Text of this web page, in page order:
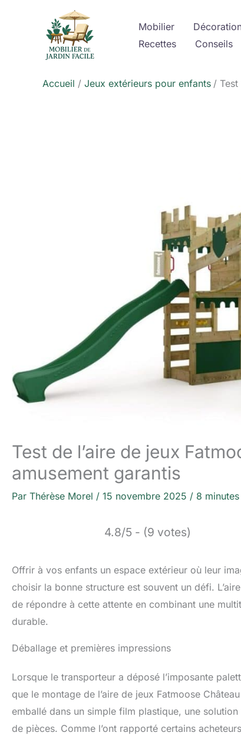
Mobilier
Recettes
Conseils
Accueil Jeux extérieurs pour enfants
Test de l’aire de jeux
amusement garantis
Par Thérèse Morel / 15 novembre 2025 / 8
4.8/5 - (9 votes)
Offrir à vos enfants un espace extérieur où leur
choisir la bonne structure est souvent un défi.
de répondre à cette attente en combinant une
durable.
Déballage et premières impressions
Lorsque le transporteur a déposé l’imposante
que le montage de l’aire de jeux Fatmoose
emballé dans un simple film plastique, une
de pièces. Comme l’ont rapporté certains